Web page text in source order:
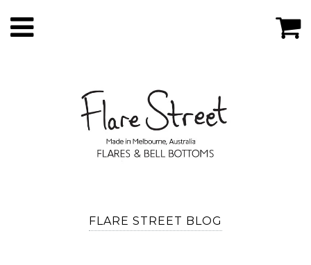
FLARE STREET BLOG